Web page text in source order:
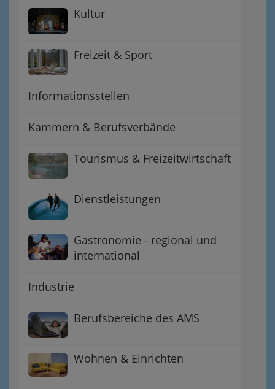
Kultur
Freizeit & Sport
Informationsstellen
Kammern & Berufsverbände
Tourismus & Freizeitwirtschaft
Dienstleistungen
Gastronomie - regional und
international
Industrie
Berufsbereiche des AMS
Wohnen & Einrichten